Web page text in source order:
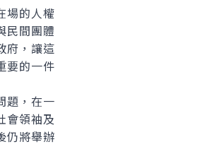
場的人權
民間團體
府，讓這
要的一件
題，在一
會領袖及
仍將舉辦